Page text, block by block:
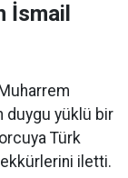
İsmail
duygu yüklü bir
Türk
iletti.